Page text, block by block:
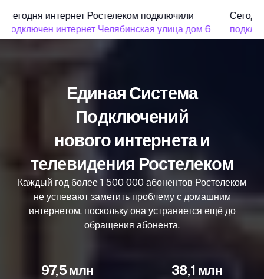
Сегодня интернет Ростелеком подключили
подключен интернет Челябинская улица дом 6
Единая Система
Подключений
нового интернета и
телевидения Ростелеком
Каждый год более 1 500 000 абонентов Ростелеком
не успевают заметить проблему с домашним
интернетом, поскольку она устраняется ещё до
обращения абонента.
97,5 млн 38,1 млн